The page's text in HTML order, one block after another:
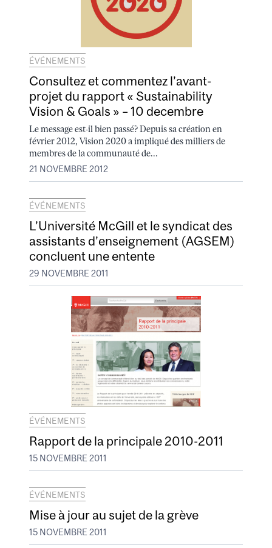
ÉVÉNEMENTS
Consultez et commentez l’avant-
projet du rapport « Sustainability
Vision & Goals » – 10 decembre
Le message est-il bien passé? Depuis sa création en
février 2012, Vision 2020 a impliqué des milliers de
membres de la communauté de...
21 NOVEMBRE 2012
ÉVÉNEMENTS
L’Université McGill et le syndicat des
assistants d’enseignement (AGSEM)
concluent une entente
29 NOVEMBRE 2011
ÉVÉNEMENTS
Rapport de la principale 2010-2011
15 NOVEMBRE 2011
ÉVÉNEMENTS
Mise à jour au sujet de la grève
15 NOVEMBRE 2011